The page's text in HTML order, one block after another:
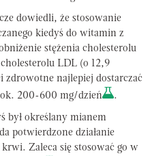
dowiedli, że stosowanie
kiedyś do witamin z
stężenia cholesterolu
LDL (o 12,9
najlepiej dostarczać
200-600 mg/dzień
.
był określany mianem
potwierdzone działanie
Zaleca się stosować go w